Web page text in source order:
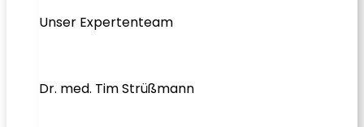
Unser Expertenteam
Dr. med. Tim Strüßmann